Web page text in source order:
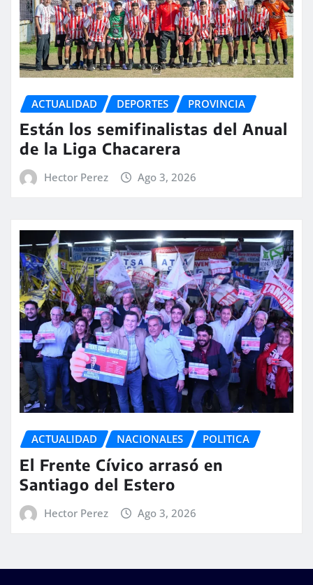
ACTUALIDAD DEPORTES PROVINCIA
Están los semifinalistas del Anual
de la Liga Chacarera
Hector Perez Ago 3, 2026
ACTUALIDAD NACIONALES POLITICA
El Frente Cívico arrasó en
Santiago del Estero
Hector Perez Ago 3, 2026